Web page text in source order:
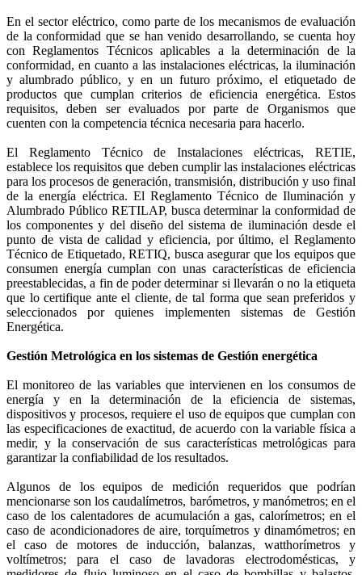
En el sector eléctrico, como parte de los mecanismos de evaluación
de la conformidad que se han venido desarrollando, se cuenta hoy
con Reglamentos Técnicos aplicables a la determinación de la
conformidad, en cuanto a las instalaciones eléctricas, la iluminación
y alumbrado público, y en un futuro próximo, el etiquetado de
productos que cumplan criterios de eficiencia energética. Estos
requisitos, deben ser evaluados por parte de Organismos que
cuenten con la competencia técnica necesaria para hacerlo.
El Reglamento Técnico de Instalaciones eléctricas, RETIE,
establece los requisitos que deben cumplir las instalaciones eléctricas
para los procesos de generación, transmisión, distribución y uso final
de la energía eléctrica. El Reglamento Técnico de Iluminación y
Alumbrado Público RETILAP, busca determinar la conformidad de
los componentes y del diseño del sistema de iluminación desde el
punto de vista de calidad y eficiencia, por último, el Reglamento
Técnico de Etiquetado, RETIQ, busca asegurar que los equipos que
consumen energía cumplan con unas características de eficiencia
preestablecidas, a fin de poder determinar si llevarán o no la etiqueta
que lo certifique ante el cliente, de tal forma que sean preferidos y
seleccionados por quienes implementen sistemas de Gestión
Energética.
Gestión Metrológica en los sistemas de Gestión energética
El monitoreo de las variables que intervienen en los consumos de
energía y en la determinación de la eficiencia de sistemas,
dispositivos y procesos, requiere el uso de equipos que cumplan con
las especificaciones de exactitud, de acuerdo con la variable física a
medir, y la conservación de sus características metrológicas para
garantizar la confiabilidad de los resultados.
Algunos de los equipos de medición requeridos que podrían
mencionarse son los caudalímetros, barómetros, y manómetros; en el
caso de los calentadores de acumulación a gas, calorímetros; en el
caso de acondicionadores de aire, torquímetros y dinamómetros; en
el caso de motores de inducción, balanzas, watthorímetros y
voltímetros; para el caso de lavadoras electrodomésticas, y